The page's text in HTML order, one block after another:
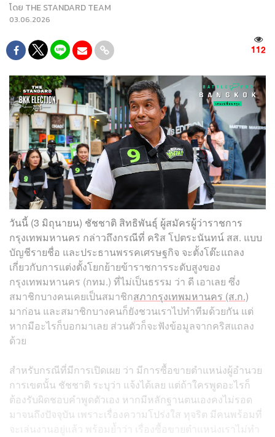
โดย THE STANDARD TEAM
03.06.2026
112
วันนี้ (3 มิถุนายน) ชัชชาติ สิทธิพันธุ์ ผู้สมัครผู้ว่าราชการ
กรุงเทพมหานคร กล่าวถึงกรณีที่ คริส โปตระนันทน์ สส. แบบ
บัญชีรายชื่อ และประธานพรรคเศรษฐกิจ จะตั้งโต๊ะแถลง
เกี่ยวกับการแต่งตั้งโยกย้ายข้าราชการระดับสูงของ
กรุงเทพมหานคร (กทม.) ที่ไม่เป็นธรรม ว่า ดี เอาเลย ซึ่ง
สมาชิกบางคนเคยเป็นสมาชิกสภากรุงเทพมหานคร (ส.ก.)
มาก่อน และสมาชิกบางคนก็ยังชวนเราไปทำทีมด้วยกัน แต่
หากมีอะไรก็บอกมาเลย ส่วนตัวก็จะฟังข้อมูลจากคริสแถลง
ด้วย
สำหรับกรณีที่มีการเปิดเผย ว่า มีการซื้อขายตำแหน่งผู้อำนวย
การเขตนั้น ชัชชาติ ระบุว่า แจ้งได้เลย แต่ถ้าใครพูดอะไรก็
ต้องรับผิดชอบคำพูดตัวเอง หากมีหลักฐานตนเองคงไม่รอด
มาจนถึงปัจจุบัน เพราะเรื่องความโปร่งใส ทุจริต มีคนพร้อมที่
จะเล่นงานอยู่แล้ว พร้อมย้ำว่า เรื่องซื้อขายตำแหน่งเราไม่ทำ